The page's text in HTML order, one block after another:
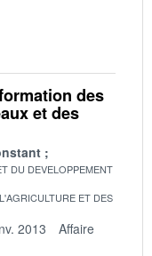
des
et des
DU DEVELOPPEMENT
ET DES
2013
Affaire